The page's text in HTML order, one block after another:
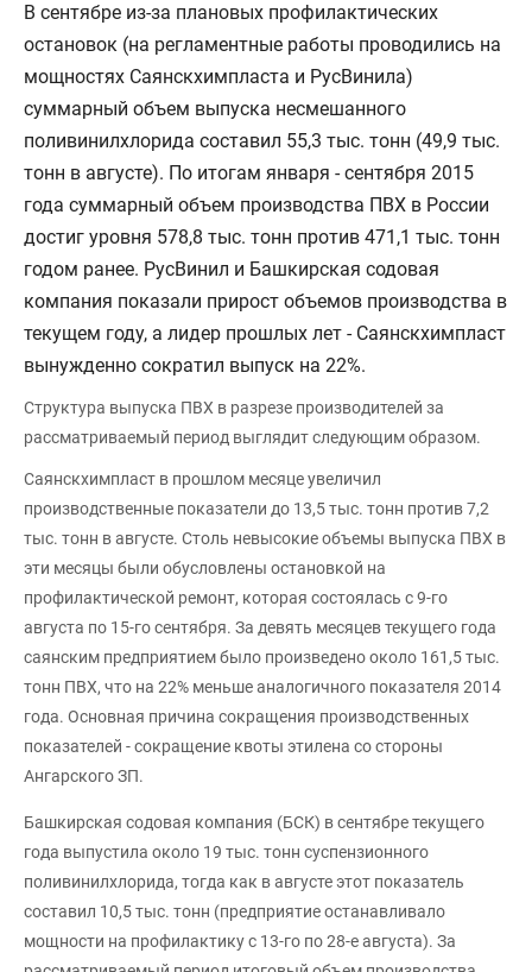
В сентябре из-за плановых профилактических
остановок (на регламентные работы проводились на
мощностях Саянскхимпласта и РусВинила)
суммарный объем выпуска несмешанного
поливинилхлорида составил 55,3 тыс. тонн (49,9 тыс.
тонн в августе). По итогам января - сентября 2015
года суммарный объем производства ПВХ в России
достиг уровня 578,8 тыс. тонн против 471,1 тыс. тонн
годом ранее. РусВинил и Башкирская содовая
компания показали прирост объемов производства в
текущем году, а лидер прошлых лет - Саянскхимпласт
вынужденно сократил выпуск на 22%.
Структура выпуска ПВХ в разрезе производителей за
рассматриваемый период выглядит следующим образом.
Саянскхимпласт в прошлом месяце увеличил
производственные показатели до 13,5 тыс. тонн против 7,2
тыс. тонн в августе. Столь невысокие объемы выпуска ПВХ в
эти месяцы были обусловлены остановкой на
профилактической ремонт, которая состоялась с 9-го
августа по 15-го сентября. За девять месяцев текущего года
саянским предприятием было произведено около 161,5 тыс.
тонн ПВХ, что на 22% меньше аналогичного показателя 2014
года. Основная причина сокращения производственных
показателей - сокращение квоты этилена со стороны
Ангарского ЗП.
Башкирская содовая компания (БСК) в сентябре текущего
года выпустила около 19 тыс. тонн суспензионного
поливинилхлорида, тогда как в августе этот показатель
составил 10,5 тыс. тонн (предприятие останавливало
мощности на профилактику с 13-го по 28-е августа). За